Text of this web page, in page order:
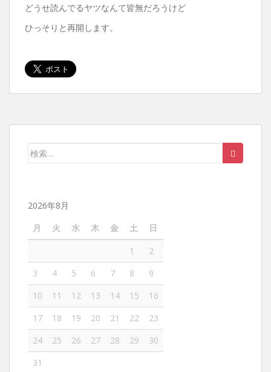
どうせ読んでるヤツなんて皆無だろうけど
ひっそりと再開します。
検索:
2026年8月
月
火 水 木 金 土 日
1
2
3
4 5 6 7 8
9
10
11 12 13 14 15
16
17
18 19 20 21 22
23
24
25 26 27 28 29
30
31